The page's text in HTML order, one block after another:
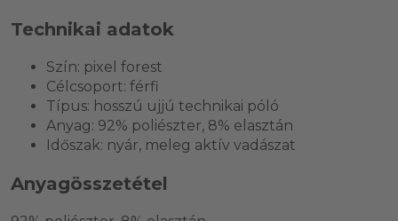
Technikai adatok
Szín: pixel forest
Célcsoport: férfi
Típus: hosszú ujjú technikai póló
Anyag: 92% poliészter, 8% elasztán
Időszak: nyár, meleg aktív vadászat
Anyagösszetétel